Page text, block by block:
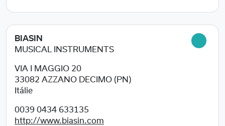
BIASIN
MUSICAL INSTRUMENTS
VIA I MAGGIO 20
33082 AZZANO DECIMO (PN)
Itálie
0039 0434 633135
http://www.biasin.com